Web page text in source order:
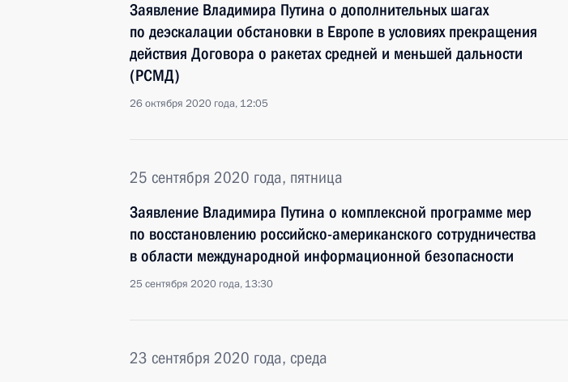
Заявление Владимира Путина о дополнительных шагах
по деэскалации обстановки в Европе в условиях прекращения
действия Договора о ракетах средней и меньшей дальности
(РСМД)
26 октября 2020 года, 12:05
25 сентября 2020 года, пятница
Заявление Владимира Путина о комплексной программе мер
по восстановлению российско-американского сотрудничества
в области международной информационной безопасности
25 сентября 2020 года, 13:30
23 сентября 2020 года, среда